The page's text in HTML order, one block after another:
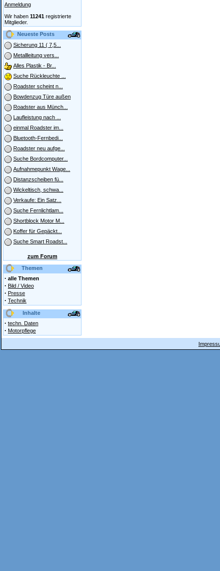
Anmeldung
Wir haben 11241 registrierte
Mitglieder.
Neueste Posts
Sicherung 11 ( 7,5...
Metallleitung vers...
Alles Plastik - Br...
Suche Rückleuchte ...
Roadster scheint n...
Bowdenzug Türe außen
Roadster aus Münch...
Laufleistung nach ...
einmal Roadster im...
Bluetooth-Fernbedi...
Roadster neu aufge...
Suche Bordcomputer...
Aufnahmepunkt Wage...
Distanzscheiben fü...
Wickeltisch, schwa...
Verkaufe: Ein Satz...
Suche Fernlichtlam...
Shortblock Motor M...
Koffer für Gepäckt...
Suche Smart Roadst...
zum Forum
Themen
· alle Themen
· Bild / Video
· Presse
· Technik
Inhalte
· techn. Daten
· Motorpflege